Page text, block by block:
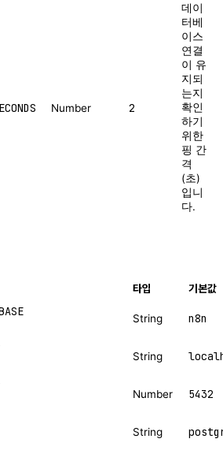
Number 2
데이
터베
이스
연결
이 유
지되
는지
확인
하기
위한
핑 간
격
(초)
입니
다.
타입 기본값
String n8n
String
Number 5432
String